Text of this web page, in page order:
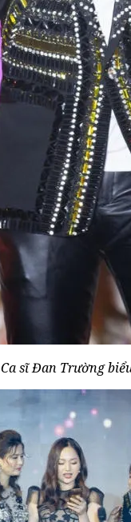
Ca sĩ Đan Trường